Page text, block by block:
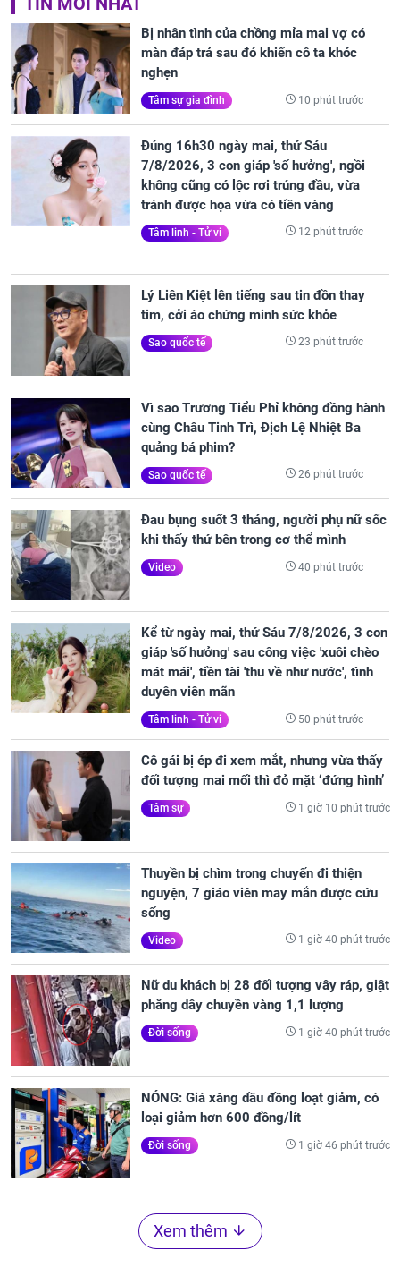
Bị nhân tình của chồng mỉa mai vợ có
màn đáp trả sau đó khiến cô ta khóc
nghẹn
Tâm sự gia đình 10 phút trước
Đúng 16h30 ngày mai, thứ Sáu
7/8/2026, 3 con giáp 'số hưởng', ngồi
không cũng có lộc rơi trúng đầu, vừa
tránh được họa vừa có tiền vàng
Tâm linh - Tử vi 12 phút trước
Lý Liên Kiệt lên tiếng sau tin đồn thay
tim, cởi áo chứng minh sức khỏe
Sao quốc tế 23 phút trước
Vì sao Trương Tiểu Phỉ không đồng hành
cùng Châu Tinh Trì, Địch Lệ Nhiệt Ba
quảng bá phim?
Sao quốc tế 26 phút trước
Đau bụng suốt 3 tháng, người phụ nữ sốc
khi thấy thứ bên trong cơ thể mình
Video 40 phút trước
Kể từ ngày mai, thứ Sáu 7/8/2026, 3 con
giáp 'số hưởng' sau công việc 'xuôi chèo
mát mái', tiền tài 'thu về như nước', tình
duyên viên mãn
Tâm linh - Tử vi 50 phút trước
Cô gái bị ép đi xem mắt, nhưng vừa thấy
đối tượng mai mối thì đỏ mặt ‘đứng hình’
Tâm sự 1 giờ 10 phút trước
Thuyền bị chìm trong chuyến đi thiện
nguyện, 7 giáo viên may mắn được cứu
sống
Video 1 giờ 40 phút trước
Nữ du khách bị 28 đối tượng vây ráp, giật
phăng dây chuyền vàng 1,1 lượng
Đời sống 1 giờ 40 phút trước
NÓNG: Giá xăng dầu đồng loạt giảm, có
loại giảm hơn 600 đồng/lít
Đời sống 1 giờ 46 phút trước
Xem thêm